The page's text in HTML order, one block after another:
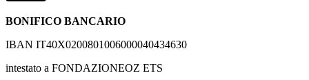
BONIFICO BANCARIO
IBAN IT40X0200801006000040434630
intestato a FONDAZIONEOZ ETS